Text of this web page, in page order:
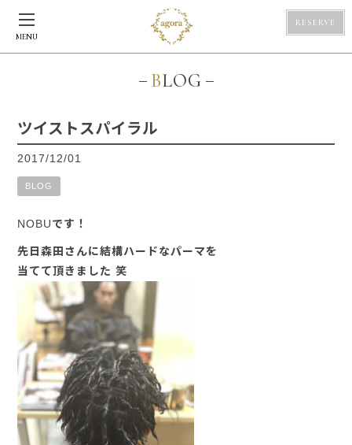
MENU
RESERVE
BLOG
ツイストスパイラル
2017/12/01
BLOG
NOBUです！
先日森田さんに結構ハードなパーマを
当てて頂きました 笑